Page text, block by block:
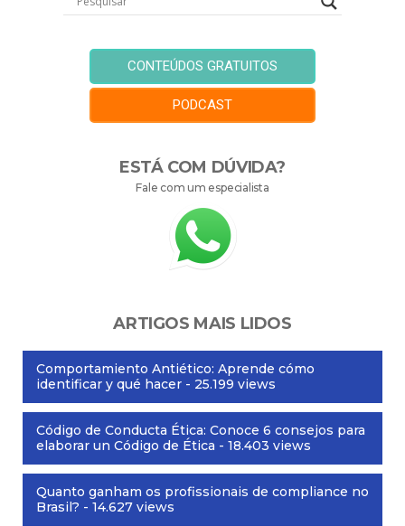
CONTEÚDOS GRATUITOS
PODCAST
ESTÁ COM DÚVIDA?
Fale com um especialista
ARTIGOS MAIS LIDOS
Comportamiento Antiético: Aprende cómo
identificar y qué hacer - 25.199 views
Código de Conducta Ética: Conoce 6 consejos para
elaborar un Código de Ética - 18.403 views
Quanto ganham os profissionais de compliance no
Brasil? - 14.627 views